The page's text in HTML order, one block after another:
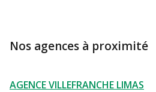
Nos agences à proximité
AGENCE VILLEFRANCHE LIMAS